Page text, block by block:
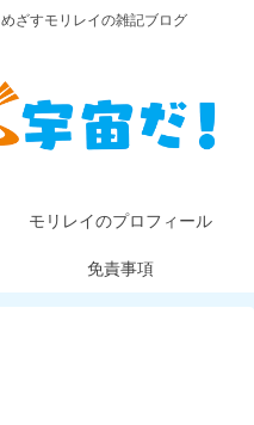
ざすモリレイの雑記ブログ
モリレイのプロフィール
免責事項